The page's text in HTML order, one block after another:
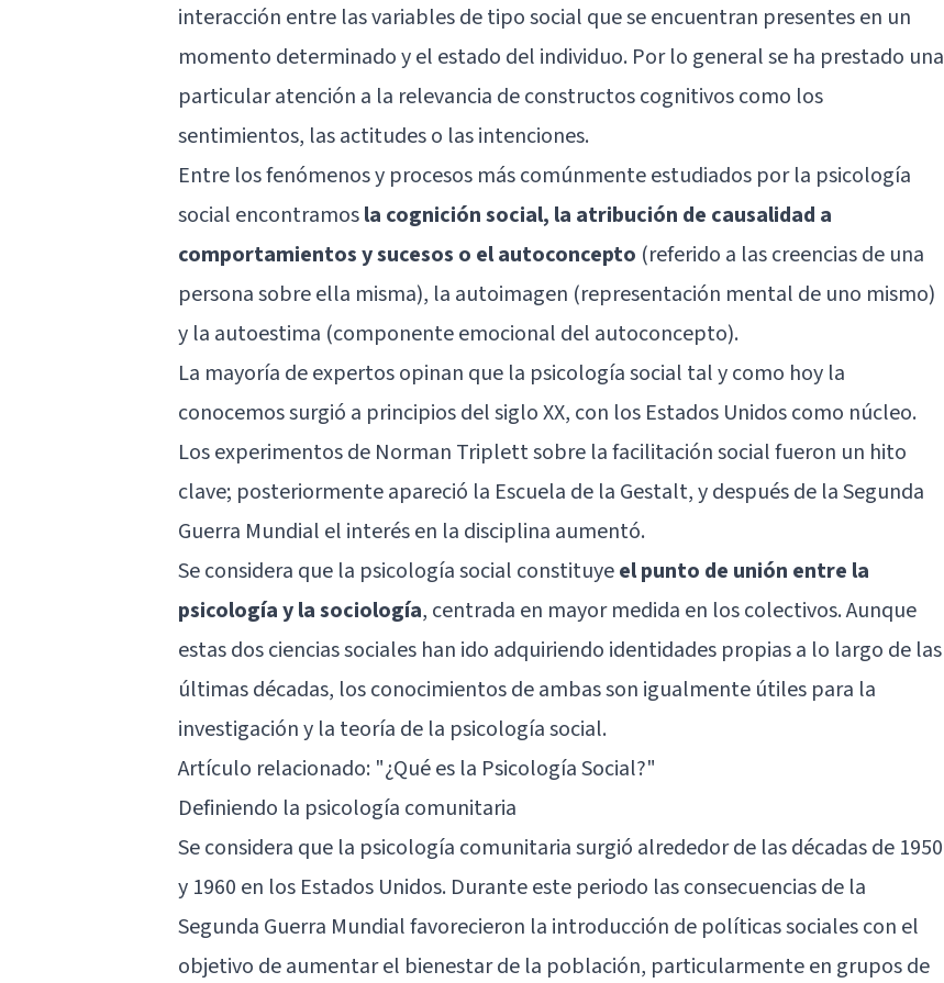
interacción entre las variables de tipo social que se encuentran presentes en un
momento determinado y el estado del individuo. Por lo general se ha prestado una
particular atención a la relevancia de constructos cognitivos como los
sentimientos, las actitudes o las intenciones.
Entre los fenómenos y procesos más comúnmente estudiados por la psicología
social encontramosla cognición social, la atribución de causalidad a
comportamientos y sucesos o el autoconcepto (referido a las creencias de una
persona sobre ella misma), la autoimagen (representación mental de uno mismo)
y la autoestima (componente emocional del autoconcepto).
La mayoría de expertos opinan que la psicología social tal y como hoy la
conocemos surgió a principios del siglo XX, con los Estados Unidos como núcleo.
Los experimentos de Norman Triplett sobre la facilitación social fueron un hito
clave; posteriormente apareció la Escuela de la Gestalt, y después de la Segunda
Guerra Mundial el interés en la disciplina aumentó.
Se considera que la psicología social constituyeel punto de unión entre la
psicología y la sociología, centrada en mayor medida en los colectivos. Aunque
estas dos ciencias sociales han ido adquiriendo identidades propias a lo largo de las
últimas décadas, los conocimientos de ambas son igualmente útiles para la
investigación y la teoría de la psicología social.
Artículo relacionado: "¿Qué es la Psicología Social?"
Definiendo la psicología comunitaria
Se considera que la psicología comunitaria surgió alrededor de las décadas de 1950
y 1960 en los Estados Unidos. Durante este periodo las consecuencias de la
Segunda Guerra Mundial favorecieron la introducción de políticas sociales con el
objetivo de aumentar el bienestar de la población, particularmente en grupos de